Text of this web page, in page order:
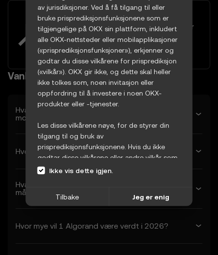
Diversifiser porteføljen din med
over 60 euro-handelspar som er
tilgjengelig på OKX
Prøv nå
Vanlige spørsmål
Hva er den estimerte prisen på Algorand i
morgen?
Hvor mye vil Algorand være verdt neste uke?
Hva er den estimerte prisen på Algorand neste
måned?
Hvor mye vil 1 Algorand være verdt i 2026?
av jurisdiksjoner. Ved å få tilgang til eller
bruke prisprediksjonsfunksjonene som er
tilgjengelige på OKX sin plattform, inkludert
alle OKX-nettsteder eller mobilapplikasjoner
(«prisprediksjonsfunksjoner»), erkjenner og
godtar du disse vilkårene for prisprediksjon
(«vilkår»). OKX gir ikke, og dette skal heller
ikke tolkes som, noen invitasjon eller
oppfordring til å investere i noen OKX-
produkter eller -tjenester.
Les disse vilkårene nøye, for de styrer din
tilgang til og bruk av
prisprediksjonsfunksjonene. Hvis du ikke
godtar disse vilkårene eller andre vilkår som
er innlemmet her ved referanse (samlet kalt
tilgang til og bruke
oppdateringer eller modifikasjoner.
Ikke vis dette igjen.
Tilbake Jeg er enig